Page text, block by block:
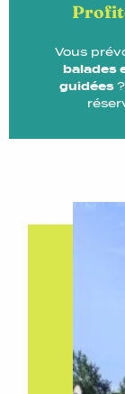
Vous
balades
guidées